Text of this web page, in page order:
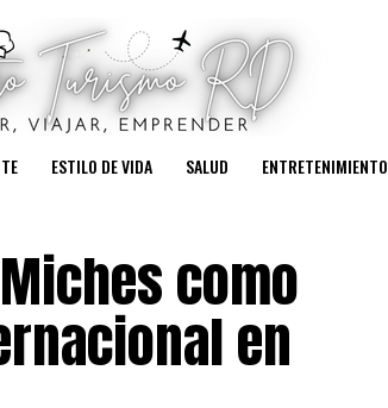
ESTILO DE VIDA SALUD ENTRETENIMIENTO
como
en